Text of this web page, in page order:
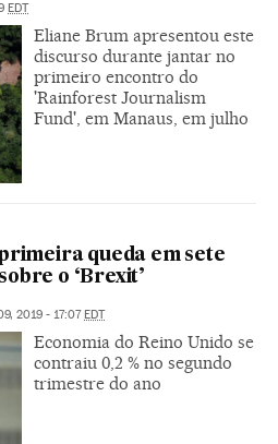
EDT
Eliane Brum apresentou este
discurso durante jantar no
primeiro encontro do
'Rainforest Journalism
Fund', em Manaus, em julho
queda em sete
o ‘Brexit’
2019 - 17:07 EDT
Economia do Reino Unido se
contraiu 0,2 % no segundo
trimestre do ano